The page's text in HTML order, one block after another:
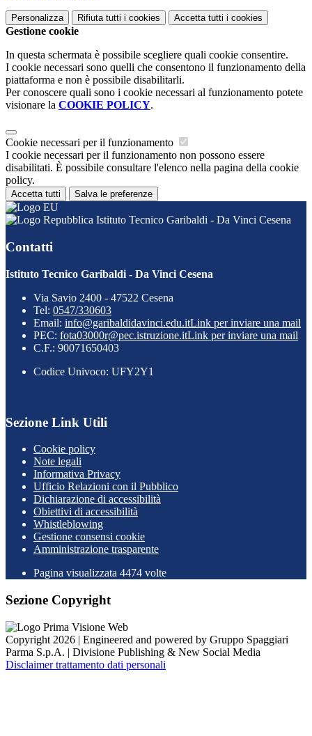
Personalizza Rifiuta tutti i cookies Accetta tutti i cookies
Gestione cookie
In questa schermata è possibile scegliere quali cookie consentire.
I cookie necessari sono quelli che consentono il funzionamento della
piattaforma e non è possibile disabilitarli.
Per conoscere quali sono i cookie necessari al funzionamento potete
visionare la COOKIE POLICY.
Cookie necessari per il funzionamento
I cookie necessari per il funzionamento non possono essere
disabilitati. È possibile consultare l'elenco nella pagina della cookie
policy.
Accetta tutti Salva le preferenze
Istituto Tecnico Garibaldi - Da Vinci Cesena
Contatti
Istituto Tecnico Garibaldi - Da Vinci Cesena
Via Savio 2400 - 47522 Cesena
Tel: 0547/330603
Email: info@garibaldidavinci.edu.itLink per inviare una mail
PEC: fota03000r@pec.istruzione.itLink per inviare una mail
C.F.: 90071650403
Codice Univoco: UFY2Y1
Sezione Link Utili
Cookie policy
Note legali
Informativa Privacy
Ufficio Relazioni con il Pubblico
Dichiarazione di accessibilità
Obiettivi di accessibilità
Whistleblowing
Gestione consensi cookie
Amministrazione trasparente
Pagina visualizzata 4474 volte
Sezione Copyright
Copyright 2026 | Engineered and powered by Gruppo Spaggiari
Parma S.p.A. | Divisione Publishing & New Social Media
Disclaimer trattamento dati personali